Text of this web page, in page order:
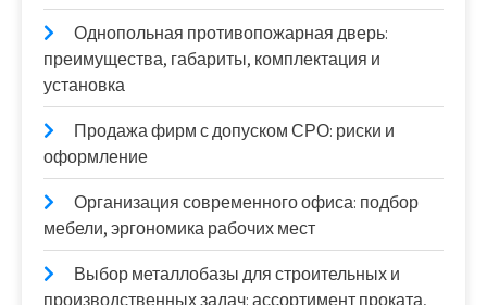
Однопольная противопожарная дверь:
преимущества, габариты, комплектация и
установка
Продажа фирм с допуском СРО: риски и
оформление
Организация современного офиса: подбор
мебели, эргономика рабочих мест
Выбор металлобазы для строительных и
производственных задач: ассортимент проката,